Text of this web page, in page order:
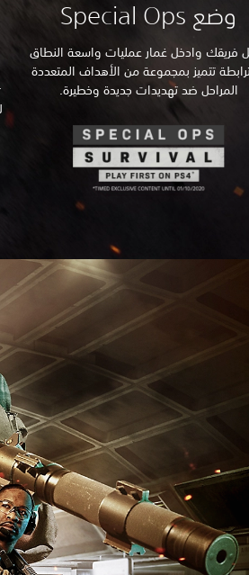
وضع Special Ops
فريقك وادخل غمار عمليات واسعة النطاق
تتميز بمجموعة من الأهداف المتعددة
المراحل ضد تهديدات جديدة وخطيرة.